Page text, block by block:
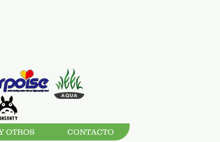
OTROS CONTACTO